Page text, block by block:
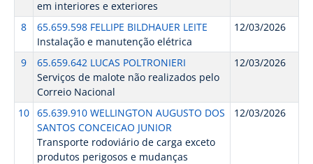
em interiores e exteriores
8
65.659.598 FELLIPE BILDHAUER LEITE
Instalação e manutenção elétrica
12/03/2026
9
65.659.642 LUCAS POLTRONIERI
Serviços de malote não realizados pelo
Correio Nacional
12/03/2026
10 65.639.910 WELLINGTON AUGUSTO DOS
SANTOS CONCEICAO JUNIOR
Transporte rodoviário de carga exceto
produtos perigosos e mudanças
12/03/2026